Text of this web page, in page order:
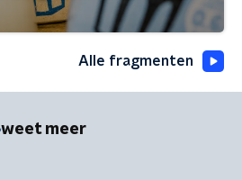
Alle fragmenten
weet meer